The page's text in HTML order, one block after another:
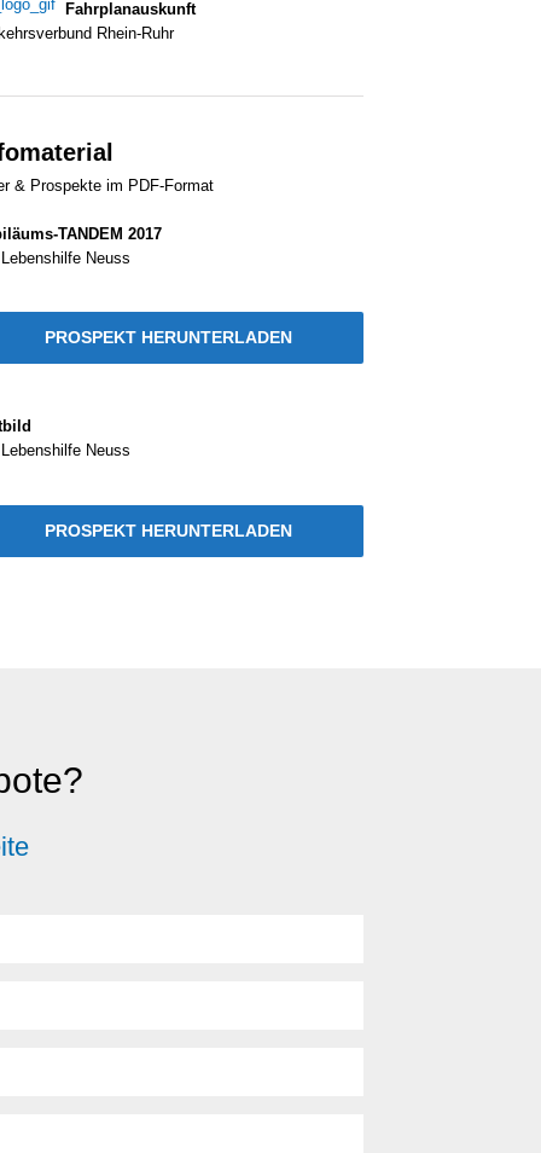
Fahr­plan­aus­kunft
Rhein-Ruhr
& Pro­spek­te im PDF-Format
TANDEM 2017
Neuss
PRO­SPEKT HER­UN­TER­LA­DEN
Neuss
PRO­SPEKT HER­UN­TER­LA­DEN